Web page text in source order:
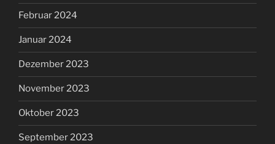
Februar 2024
Januar 2024
Dezember 2023
November 2023
Oktober 2023
September 2023